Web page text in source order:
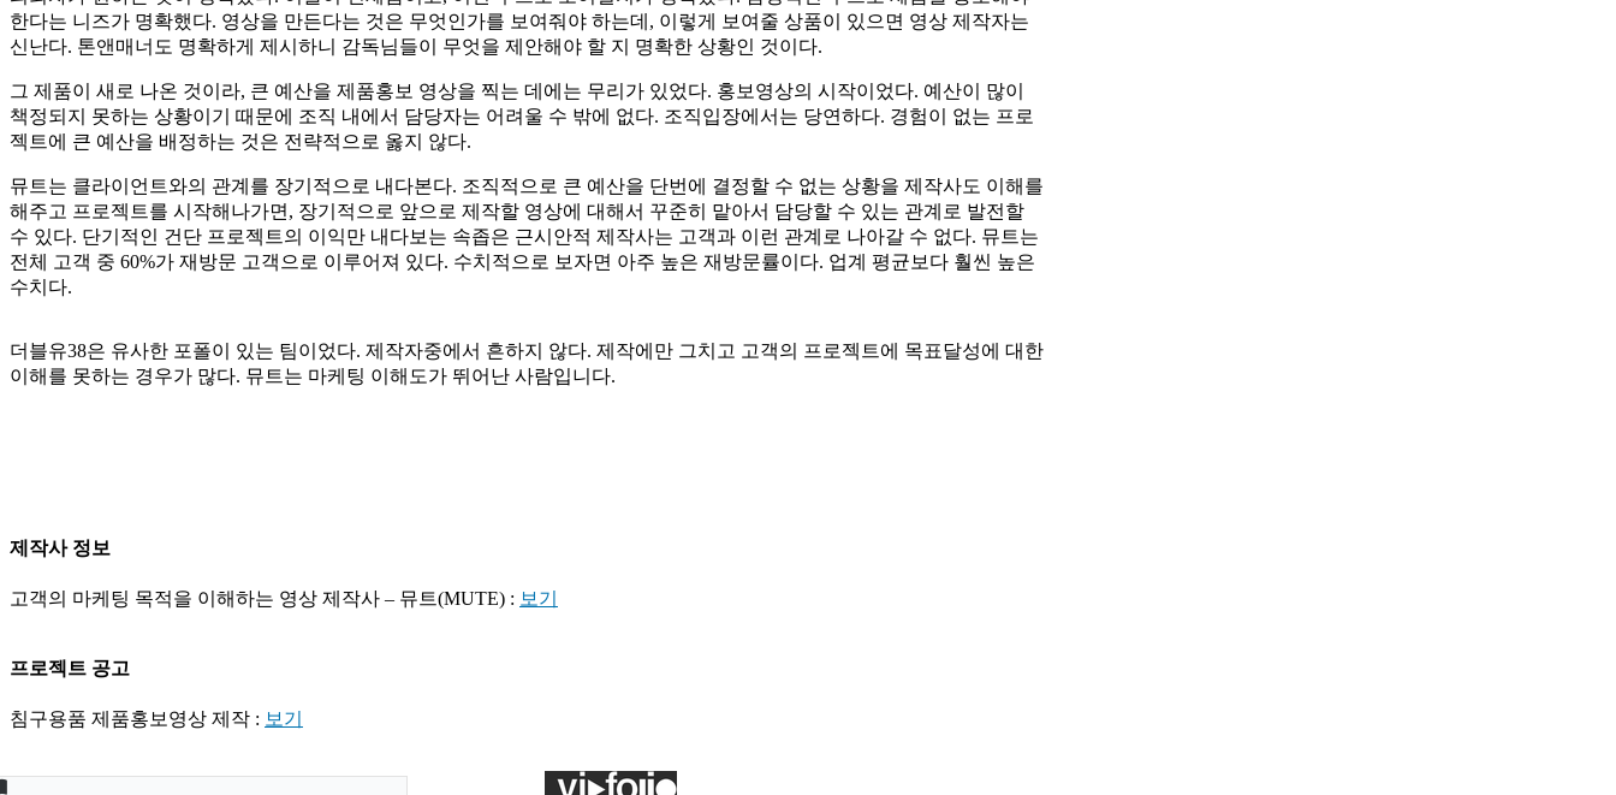
한다는 니즈가 명확했다. 영상을 만든다는 것은 무엇인가를 보여줘야 하는데, 이렇게 보여줄 상품이 있으면 영상 제작자는
신난다. 톤앤매너도 명확하게 제시하니 감독님들이 무엇을 제안해야 할 지 명확한 상황인 것이다.
그 제품이 새로 나온 것이라, 큰 예산을 제품홍보 영상을 찍는 데에는 무리가 있었다. 홍보영상의 시작이었다. 예산이 많이
책정되지 못하는 상황이기 때문에 조직 내에서 담당자는 어려울 수 밖에 없다. 조직입장에서는 당연하다. 경험이 없는 프로
젝트에 큰 예산을 배정하는 것은 전략적으로 옳지 않다.
뮤트는 클라이언트와의 관계를 장기적으로 내다본다. 조직적으로 큰 예산을 단번에 결정할 수 없는 상황을 제작사도 이해를
해주고 프로젝트를 시작해나가면, 장기적으로 앞으로 제작할 영상에 대해서 꾸준히 맡아서 담당할 수 있는 관계로 발전할
수 있다. 단기적인 건단 프로젝트의 이익만 내다보는 속좁은 근시안적 제작사는 고객과 이런 관계로 나아갈 수 없다. 뮤트는
전체 고객 중 60%가 재방문 고객으로 이루어져 있다. 수치적으로 보자면 아주 높은 재방문률이다. 업계 평균보다 훨씬 높은
수치다.
더블유38은 유사한 포폴이 있는 팀이었다. 제작자중에서 흔하지 않다. 제작에만 그치고 고객의 프로젝트에 목표달성에 대한
이해를 못하는 경우가 많다. 뮤트는 마케팅 이해도가 뛰어난 사람입니다.
제작사 정보
고객의 마케팅 목적을 이해하는 영상 제작사 – 뮤트(MUTE) : 보기
프로젝트 공고
침구용품 제품홍보영상 제작 : 보기